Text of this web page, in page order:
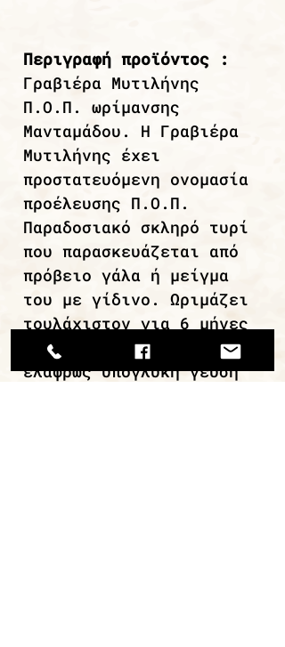
Περιγραφή προϊόντος :
Γραβιέρα Μυτιλήνης
Π.Ο.Π. ωρίμανσης
Μανταμάδου. Η Γραβιέρα
Μυτιλήνης έχει
προστατευόμενη ονομασία
προέλευσης Π.Ο.Π.
Παραδοσιακό σκληρό τυρί
που παρασκευάζεται από
πρόβειο γάλα ή μείγμα
του με γίδινο. Ωριμάζει
τουλάχιστον για 6 μήνες
και είναι τυρί με
ελαφρώς υπόγλυκη γεύση